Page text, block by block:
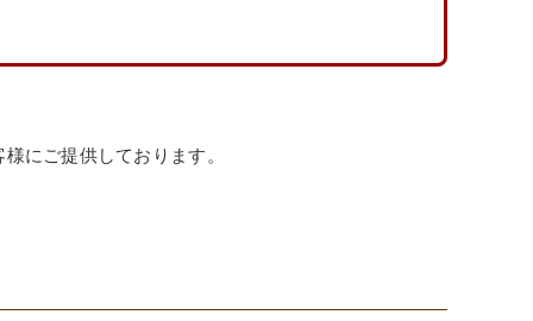
にご提供しております。